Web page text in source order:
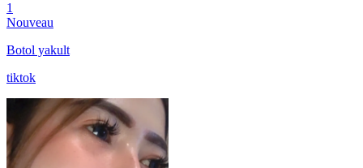
1
Nouveau
Botol yakult
tiktok